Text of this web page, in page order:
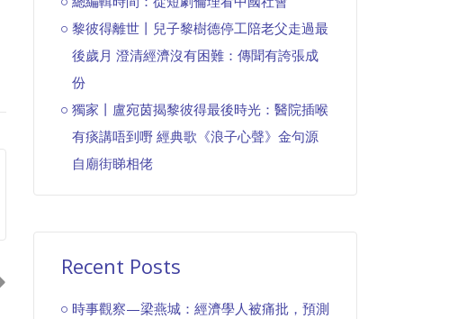
黎彼得離世丨兒子黎樹德停工陪老父走過最
後歲月 澄清經濟沒有困難：傳聞有誇張成
份
獨家丨盧宛茵揭黎彼得最後時光：醫院插喉
有痰講唔到嘢 經典歌《浪子心聲》金句源
自廟街睇相佬
Recent Posts
時事觀察—梁燕城：經濟學人被痛批，預測